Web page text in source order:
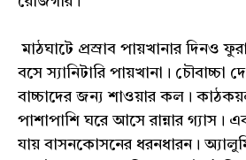
মাঠঘাটে প্রস্রাব পায়খানার দিনও
বসে স্যানিটারি পায়খানা। চৌবাচ্চা
বাচ্চাদের জন্য শাওয়ার কল।
পাশাপাশি ঘরে আসে রান্নার গ্যাস।
যায় বাসনকোসনের ধরনধারন।